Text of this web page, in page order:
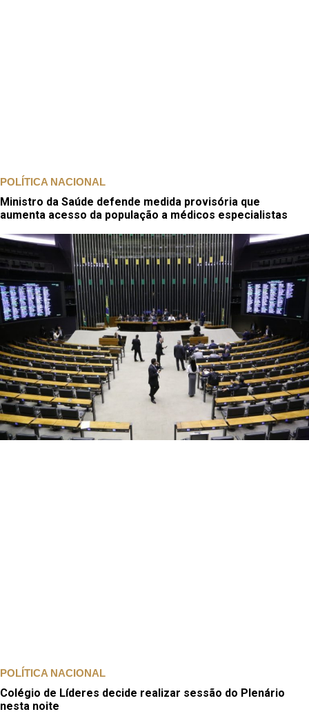
POLÍTICA NACIONAL
Ministro da Saúde defende medida provisória que
aumenta acesso da população a médicos especialistas
POLÍTICA NACIONAL
Colégio de Líderes decide realizar sessão do Plenário
nesta noite